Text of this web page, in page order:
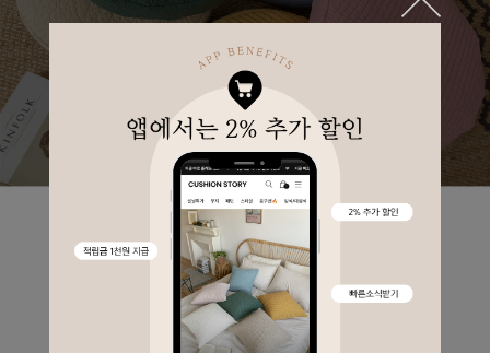
Macaron, 마카롱 누비 원형 방석
사랑스러운 마카롱을 닮은 원형 방석을 소개해드려요^^
색감부터 소재까지 너무너무 마음에 들었던 아이라,
고객님들께 꼭 추천드리고 싶은 아이에요.